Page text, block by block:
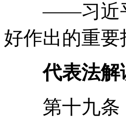
——习近平
好作出的重要
代表法解
第十九条